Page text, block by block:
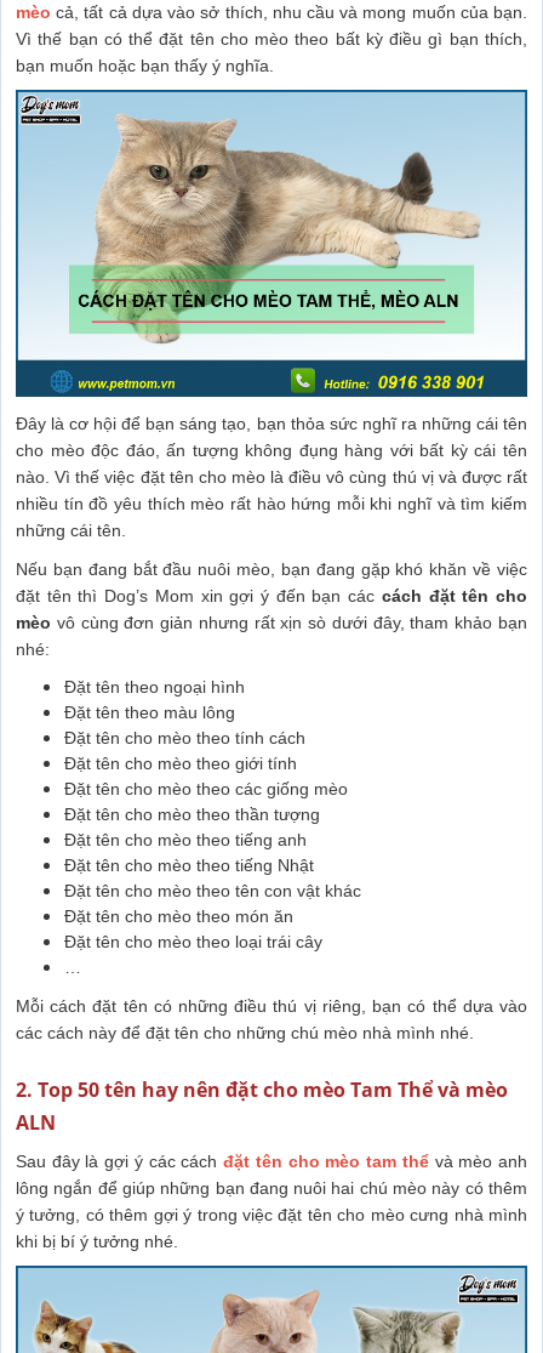
mèo cả, tất cả dựa vào sở thích, nhu cầu và mong muốn của bạn.
Vì thế bạn có thể đặt tên cho mèo theo bất kỳ điều gì bạn thích,
bạn muốn hoặc bạn thấy ý nghĩa.
Đây là cơ hội để bạn sáng tạo, bạn thỏa sức nghĩ ra những cái tên
cho mèo độc đáo, ấn tượng không đụng hàng với bất kỳ cái tên
nào. Vì thế việc đặt tên cho mèo là điều vô cùng thú vị và được rất
nhiều tín đồ yêu thích mèo rất hào hứng mỗi khi nghĩ và tìm kiếm
những cái tên.
Nếu bạn đang bắt đầu nuôi mèo, bạn đang gặp khó khăn về việc
đặt tên thì Dog’s Mom xin gợi ý đến bạn các cách đặt tên cho
mèo vô cùng đơn giản nhưng rất xịn sò dưới đây, tham khảo bạn
nhé:
Đặt tên theo ngoại hình
Đặt tên theo màu lông
Đặt tên cho mèo theo tính cách
Đặt tên cho mèo theo giới tính
Đặt tên cho mèo theo các giống mèo
Đặt tên cho mèo theo thần tượng
Đặt tên cho mèo theo tiếng anh
Đặt tên cho mèo theo tiếng Nhật
Đặt tên cho mèo theo tên con vật khác
Đặt tên cho mèo theo món ăn
Đặt tên cho mèo theo loại trái cây
Mỗi cách đặt tên có những điều thú vị riêng, bạn có thể dựa vào
các cách này để đặt tên cho những chú mèo nhà mình nhé.
2. Top 50 tên hay nên đặt cho mèo Tam Thể và mèo
ALN
Sau đây là gợi ý các cáchđặt tên cho mèo tam thể và mèo anh
lông ngắn để giúp những bạn đang nuôi hai chú mèo này có thêm
ý tưởng, có thêm gợi ý trong việc đặt tên cho mèo cưng nhà mình
khi bị bí ý tưởng nhé.